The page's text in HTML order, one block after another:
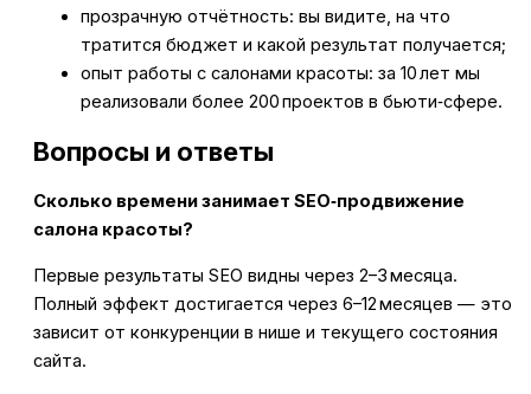
прозрачную отчётность: вы видите, на что
тратится бюджет и какой результат получается;
опыт работы с салонами красоты: за 10 лет мы
реализовали более 200 проектов в бьюти‑сфере.
Вопросы и ответы
Сколько времени занимает SEO‑продвижение
салона красоты?
Первые результаты SEO видны через 2–3 месяца.
Полный эффект достигается через 6–12 месяцев — это
зависит от конкуренции в нише и текущего состояния
сайта.